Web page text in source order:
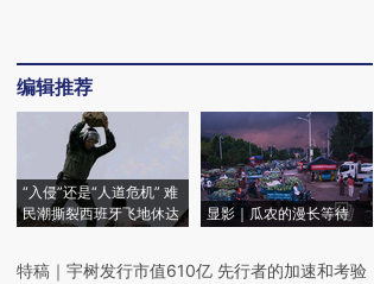
编辑推荐
“入侵”还是“人道危机” 难
民潮撕裂西班牙飞地休达
显影｜瓜农的漫长等待
特稿 ｜ 宇树发行市值610亿 先行者的加速和考验